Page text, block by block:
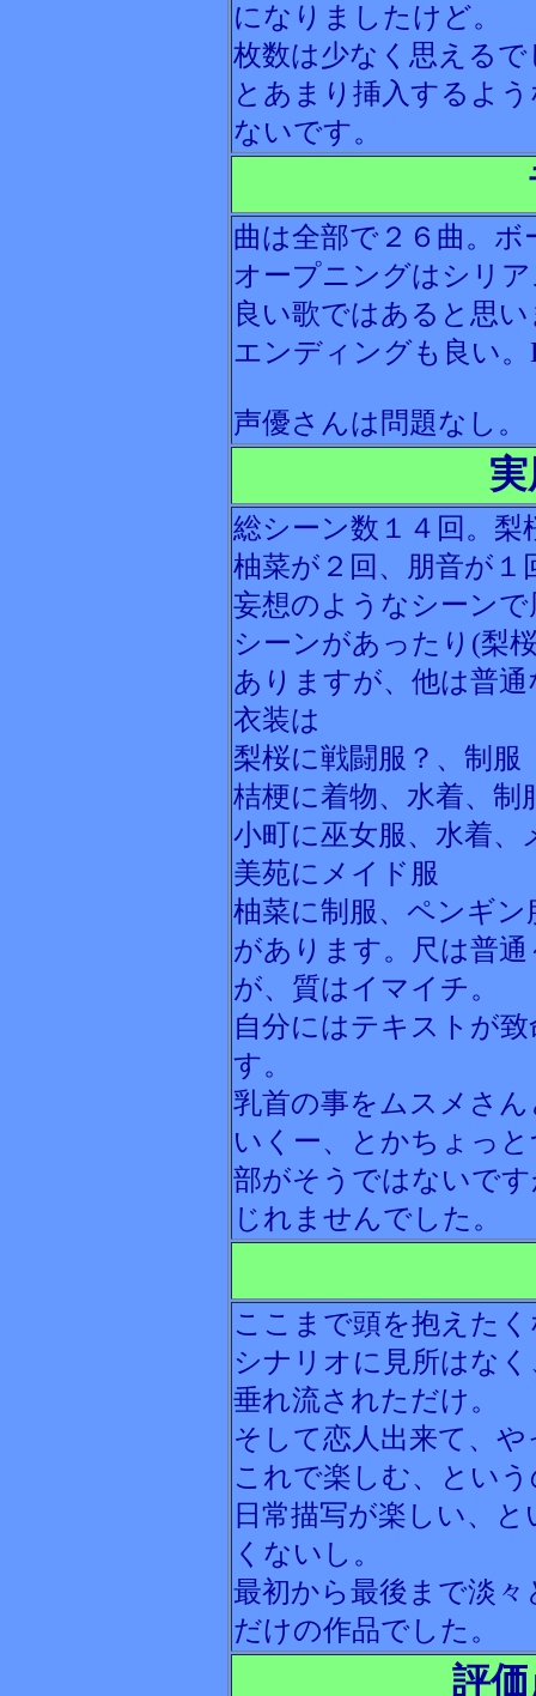
になりましたけど。
枚数は少なく思える
とあまり挿入するよ
ないです。
曲は全部で２６曲。
オープニングはシリ
良い歌ではあると思
エンディングも良い
声優さんは問題なし。
総シーン数１４回。梨
柚菜が２回、朋音が
妄想のようなシーン
シーンがあったり(梨
ありますが、他は普通
衣装は
梨桜に戦闘服？、制服
桔梗に着物、水着、制
小町に巫女服、水着、
美苑にメイド服
柚菜に制服、ペンギン
があります。尺は普
が、質はイマイチ。
自分にはテキストが
す。
乳首の事をムスメさ
いくー、とかちょっ
部がそうではないで
じれませんでした。
ここまで頭を抱えた
シナリオに見所はな
垂れ流されただけ。
そして恋人出来て、
これで楽しむ、とい
日常描写が楽しい、
くないし。
最初から最後まで淡
だけの作品でした。
評